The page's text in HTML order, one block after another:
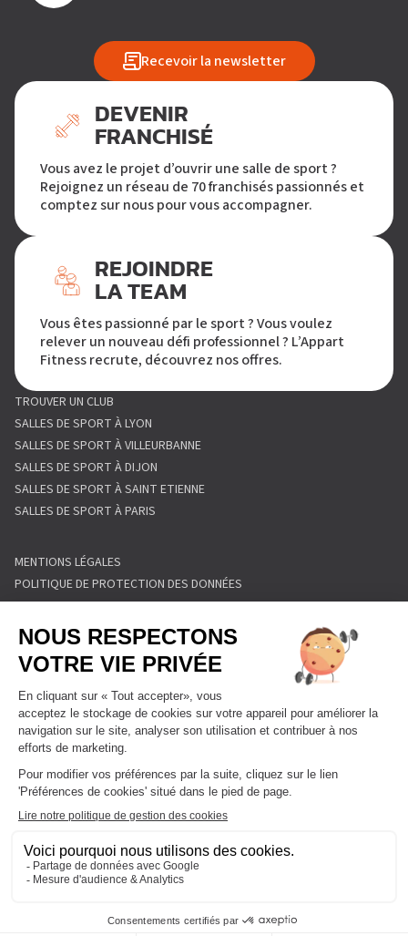
Recevoir la newsletter
DEVENIR
FRANCHISÉ
Vous avez le projet d’ouvrir une salle de sport ?
Rejoignez un réseau de 70 franchisés passionnés et
comptez sur nous pour vous accompagner.
REJOINDRE
LA TEAM
Vous êtes passionné par le sport ? Vous voulez
relever un nouveau défi professionnel ? L’Appart
Fitness recrute, découvrez nos offres.
TROUVER UN CLUB
SALLES DE SPORT À LYON
SALLES DE SPORT À VILLEURBANNE
SALLES DE SPORT À DIJON
SALLES DE SPORT À SAINT ETIENNE
SALLES DE SPORT À PARIS
MENTIONS LÉGALES
POLITIQUE DE PROTECTION DES DONNÉES
POLITIQUE COOKIES
CONDITIONS GÉNÉRALES DE VENTE
RÈGLEMENT INTÉRIEUR
FORMULAIRE DE RETRACTATION
FORMULAIRE DE RÉSILIATION
FORMULE ABONNEMENT
BLOG
DEVENIR FRANCHISÉ
NOUS CONTACTER
PLAN DU SITE
Tous droits réservés l'Appart Fitness Enseigne de Fitnessa Group